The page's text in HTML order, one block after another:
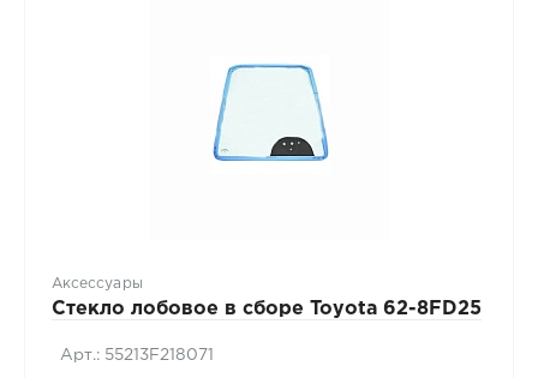
Аксессуары
Стекло лобовое в сборе Toyota 62-8FD25
Арт.: 55213F218071